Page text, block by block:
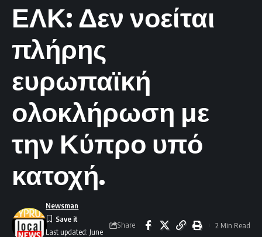
ΕΛΚ: Δεν νοείται
πλήρης
ευρωπαϊκή
ολοκλήρωση με
την Κύπρο υπό
κατοχή.
Last updated: June
Newsman
Share 2 Min Read